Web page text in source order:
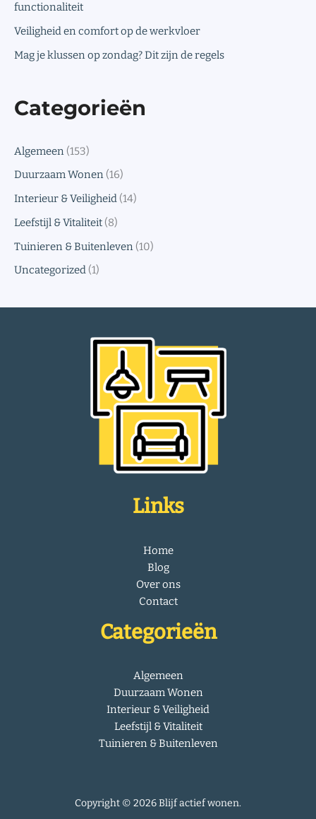
functionaliteit
Veiligheid en comfort op de werkvloer
Mag je klussen op zondag? Dit zijn de regels
Categorieën
Algemeen (153)
Duurzaam Wonen (16)
Interieur & Veiligheid (14)
Leefstijl & Vitaliteit (8)
Tuinieren & Buitenleven (10)
Uncategorized (1)
Links
Home
Blog
Over ons
Contact
Categorieën
Algemeen
Duurzaam Wonen
Interieur & Veiligheid
Leefstijl & Vitaliteit
Tuinieren & Buitenleven
Copyright © 2026 Blijf actief wonen.